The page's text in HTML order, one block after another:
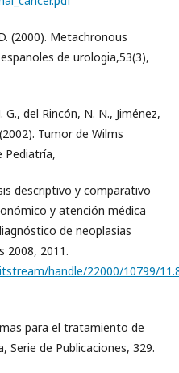
(2000). Metachronous
de urologia,53(3),
del Rincón, N. N., Jiménez,
Tumor de Wilms
Pediatría,
descriptivo y comparativo
y atención médica
de neoplasias
2008, 2011.
handle/22000/10799/
para el tratamiento de
Serie de Publicaciones, 329.